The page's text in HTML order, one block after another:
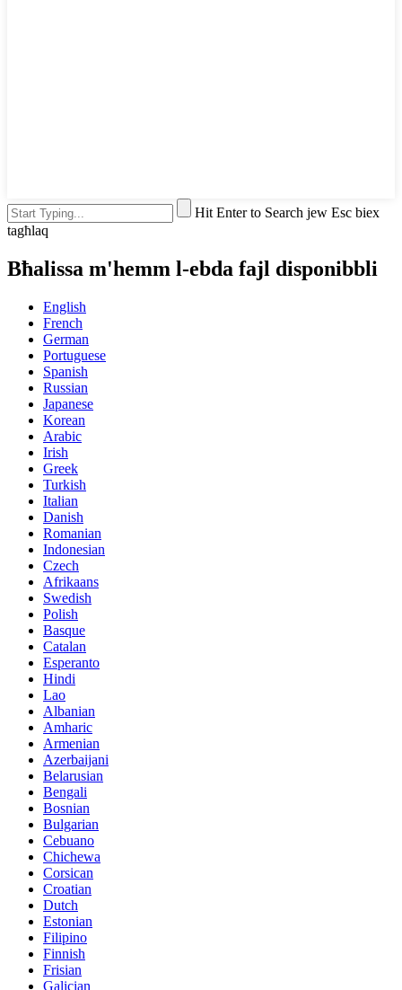
Hit Enter to Search jew Esc biex
tagħlaq
Bħalissa m'hemm l-ebda fajl disponibbli
English
French
German
Portuguese
Spanish
Russian
Japanese
Korean
Arabic
Irish
Greek
Turkish
Italian
Danish
Romanian
Indonesian
Czech
Afrikaans
Swedish
Polish
Basque
Catalan
Esperanto
Hindi
Lao
Albanian
Amharic
Armenian
Azerbaijani
Belarusian
Bengali
Bosnian
Bulgarian
Cebuano
Chichewa
Corsican
Croatian
Dutch
Estonian
Filipino
Finnish
Frisian
Galician